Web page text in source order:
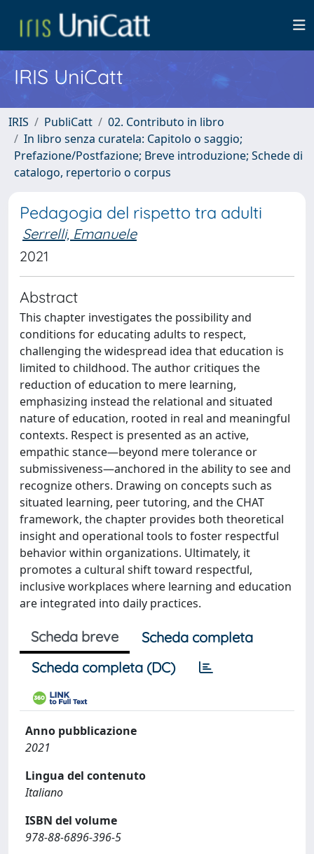
IRIS UniCatt
IRIS PubliCatt
02. Contributo in libro
In libro senza curatela: Capitolo o saggio;
Prefazione/Postfazione; Breve introduzione; Schede di
catalogo, repertorio o corpus
Pedagogia del rispetto tra adulti
Serrelli, Emanuele
2021
Abstract
This chapter investigates the possibility and
conditions for educating adults to respect,
challenging the widespread idea that education is
limited to childhood. The author critiques the
reduction of education to mere learning,
emphasizing instead the relational and situated
nature of education, rooted in real and meaningful
contexts. Respect is presented as an active,
empathic stance—beyond mere tolerance or
submissiveness—anchored in the ability to see and
recognize others. Drawing on concepts such as
situated learning, peer tutoring, and the CHAT
framework, the chapter provides both theoretical
insight and operational tools to foster respectful
behavior within organizations. Ultimately, it
promotes a cultural shift toward respectful,
inclusive workplaces where learning and education
are integrated into daily practices.
Scheda breve
Scheda completa
Scheda completa (DC)
Anno pubblicazione
2021
Lingua del contenuto
Italiano
ISBN del volume
978-88-6896-396-5